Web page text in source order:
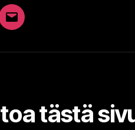
Sähköposti
tästä